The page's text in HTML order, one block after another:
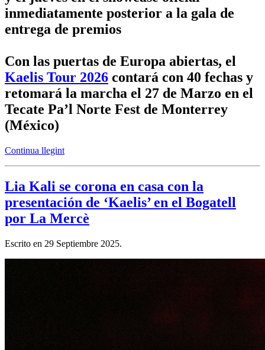
inmediatamente posterior a la gala de
entrega de premios
Con las puertas de Europa abiertas, el
Kaelis Tour 2026 contará con 40 fechas y
retomará la marcha el 27 de Marzo en el
Tecate Pa’l Norte Fest de Monterrey
(México)
Continua llegint
Lia Kali se corona en casa con la
presentación de ‘Kaelis’ en el Bogatell
por La Mercè
Escrito en 29 Septiembre 2025.